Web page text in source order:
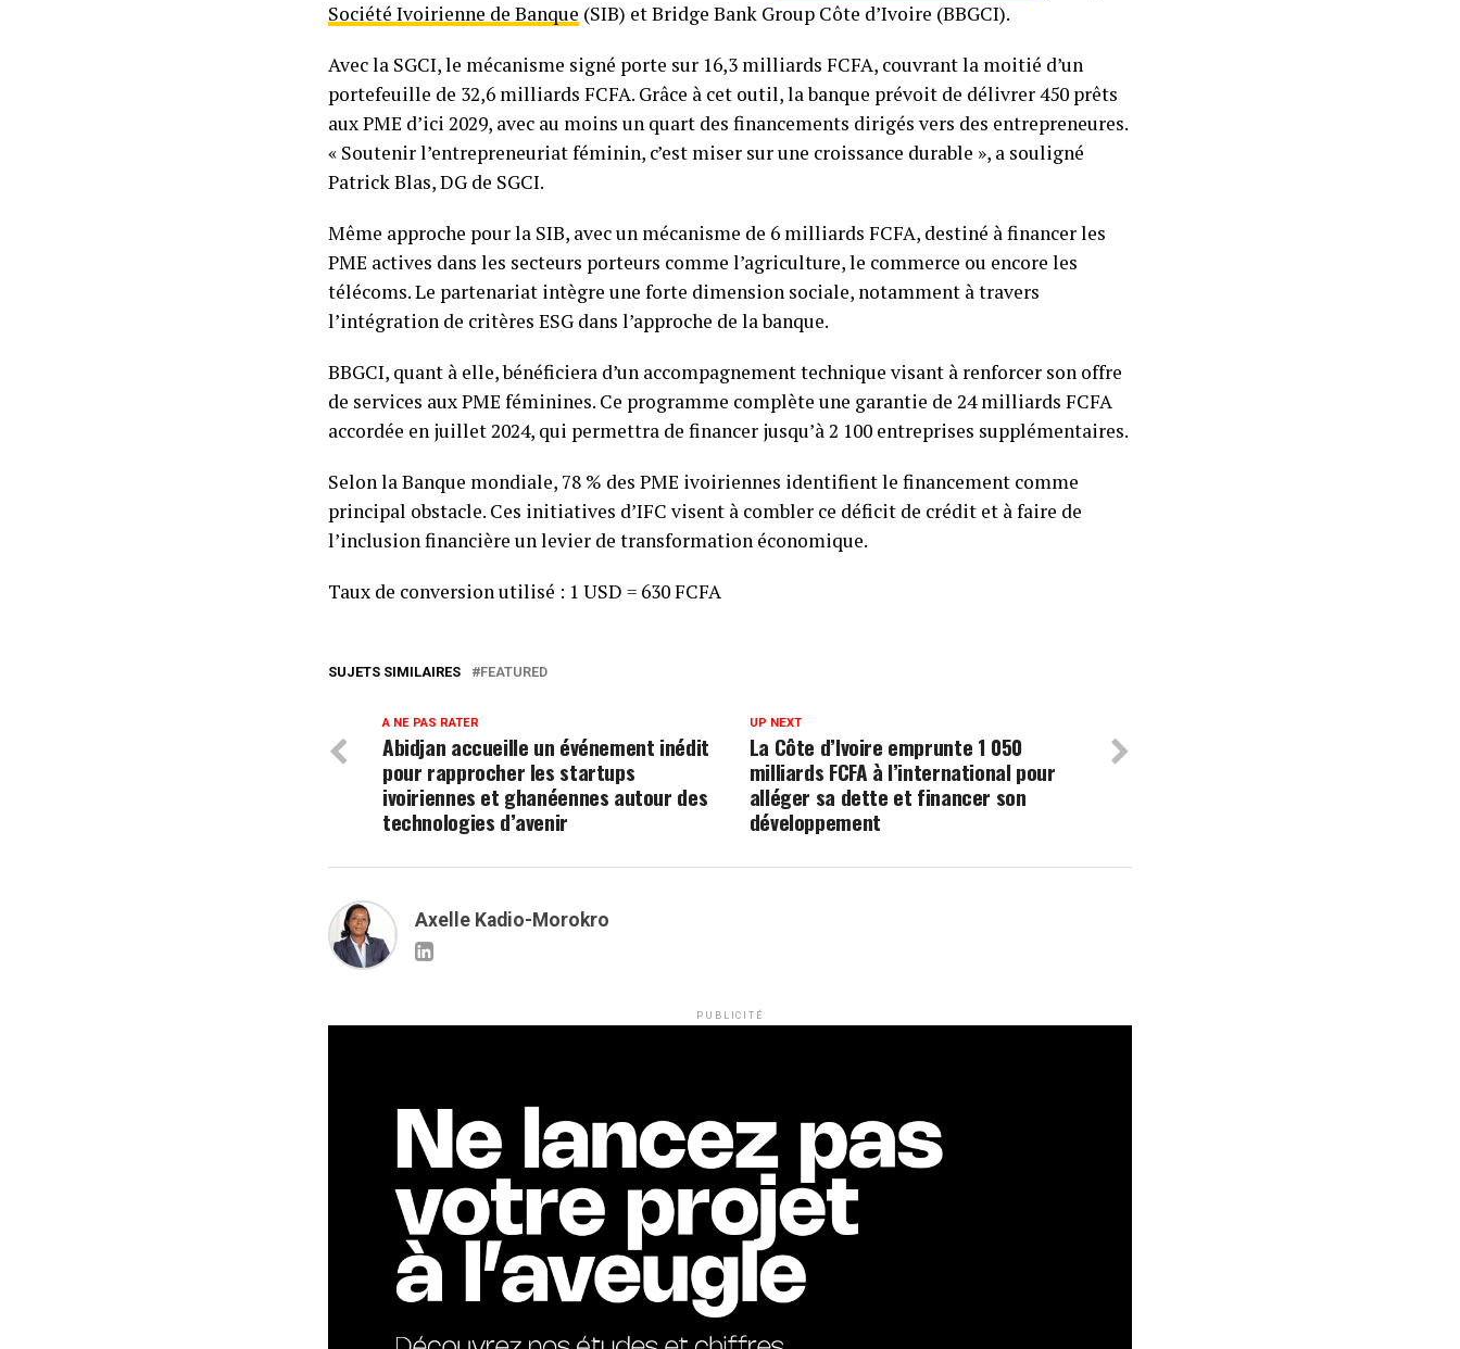
Société Ivoirienne de Banque (SIB) et Bridge Bank Group Côte d’Ivoire (BBGCI).
Avec la SGCI, le mécanisme signé porte sur 16,3 milliards FCFA, couvrant la moitié d’un
portefeuille de 32,6 milliards FCFA. Grâce à cet outil, la banque prévoit de délivrer 450 prêts
aux PME d’ici 2029, avec au moins un quart des financements dirigés vers des entrepreneures.
« Soutenir l’entrepreneuriat féminin, c’est miser sur une croissance durable », a souligné
Patrick Blas, DG de SGCI.
Même approche pour la SIB, avec un mécanisme de 6 milliards FCFA, destiné à financer les
PME actives dans les secteurs porteurs comme l’agriculture, le commerce ou encore les
télécoms. Le partenariat intègre une forte dimension sociale, notamment à travers
l’intégration de critères ESG dans l’approche de la banque.
BBGCI, quant à elle, bénéficiera d’un accompagnement technique visant à renforcer son offre
de services aux PME féminines. Ce programme complète une garantie de 24 milliards FCFA
accordée en juillet 2024, qui permettra de financer jusqu’à 2 100 entreprises supplémentaires.
Selon la Banque mondiale, 78 % des PME ivoiriennes identifient le financement comme
principal obstacle. Ces initiatives d’IFC visent à combler ce déficit de crédit et à faire de
l’inclusion financière un levier de transformation économique.
Taux de conversion utilisé : 1 USD = 630 FCFA
SUJETS SIMILAIRES FEATURED
UP NEXT
La Côte d’Ivoire emprunte 1 050
milliards FCFA à l’international pour
alléger sa dette et financer son
développement
A NE PAS RATER
Abidjan accueille un événement inédit
pour rapprocher les startups
ivoiriennes et ghanéennes autour des
technologies d’avenir
Axelle Kadio-Morokro
PUBLICITÉ